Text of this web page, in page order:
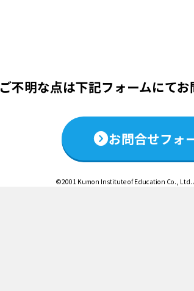
ご不明な点は下記フォームにてお
お問合せフォ
©2001 Kumon Institute of Education Co., Ltd.